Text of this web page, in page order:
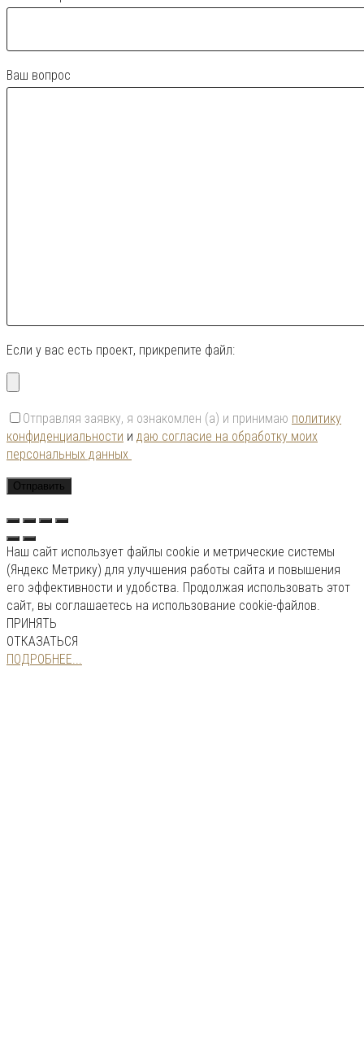
Ваш вопрос
Если у вас есть проект, прикрепите файл:
Отправляя заявку, я ознакомлен (а) и принимаю политику
конфиденциальности и даю согласие на обработку моих
персональных данных
Наш сайт использует файлы cookie и метрические системы
(Яндекс Метрику) для улучшения работы сайта и повышения
его эффективности и удобства. Продолжая использовать этот
сайт, вы соглашаетесь на использование cookie-файлов.
ПРИНЯТЬ
ОТКАЗАТЬСЯ
ПОДРОБНЕЕ...